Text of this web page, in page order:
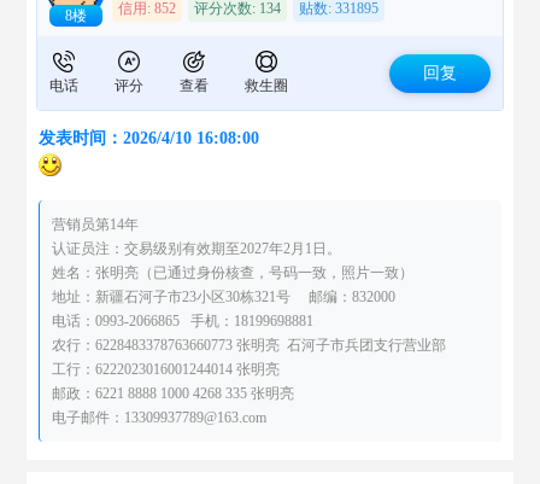
8楼 信用: 852 评分次数: 134 贴数: 331895
电话 评分 查看 救生圈
回复
发表时间：2026/4/10 16:08:00
营销员第14年
认证员注：交易级别有效期至2027年2月1日。
姓名：张明亮（已通过身份核查，号码一致，照片一致）
地址：新疆石河子市23小区30栋321号 邮编：832000
电话：0993-2066865 手机：18199698881
农行：6228483378763660773 张明亮 石河子市兵团支行营业部
工行：6222023016001244014 张明亮
邮政：6221 8888 1000 4268 335 张明亮
电子邮件：13309937789@163.com